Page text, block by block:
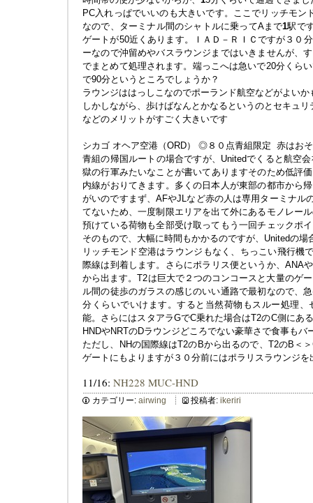
PC入れっぱでいいのも大きいです。ここでリッチモン
なので、ターミナル間のシャトルに乗ってAまで1駅で
ゲートが50近くあります。ＩＡＤ－ＲＩＣですが３０
ーなので沖留めやバスラウンジまではいきませんが、
でまとめて処理されます。端っこへは急いで20分くら
で90分というところでしょうか？
ラウンジははっしこなのでポーランド航空などがよい
しかしながら、歩けばなんとかなるというのとセキュ
などのメリットがすごく大きいです
シカゴ オヘア空港（ORD） ◎８０点青組限定 赤はお
青組の帰国ルートの場合ですが、Unitedでくると航空
獄の行軍みたいなことが書いてありますそのため低評
内線がおりてきます。多くの日本人が東部の都市から
がいのですまず、AFやJLなど赤の人は専用ターミナル
てないため、一度制限エリアを出て外にあるモノレー
預けている荷物も全部受け取ってもう一回チェックポ
そのもので、大幅に時間もかかるのですが、Unitedの場
リッチモンド空港はラウンジもなく、ちっこい飛行機
際線は到着します。さらにポラリス便というか、ANA
から出ます。T2は巨大で２つのコンコースと大量のゲ
ル間の徒歩のガラスの感じのいい通路で最初なので、
分くらいでいけます。すると当然荷物もスルー処理
能。さらにはスタアラGでC乗れた場合はT2のC側にあ
HNDやNRTのDラウンジどころでない豪華さで食事も
ただし、NHの国際線はT2のBから出るので、T2のB＜
ゲートにもよりますが３０分前にはポラリスラウンジ
11/16: NH228 MUC-HND
カテゴリー: airwing 投稿者: ikeriri